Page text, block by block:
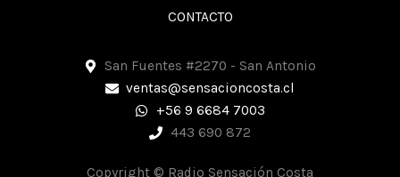
k
g
a
m
p
CONTACTO
San Fuentes #2270 - San Antonio
ventas@sensacioncosta.cl
+56 9 6684 7003
443 690 872
Copyright © Radio Sensación Costa